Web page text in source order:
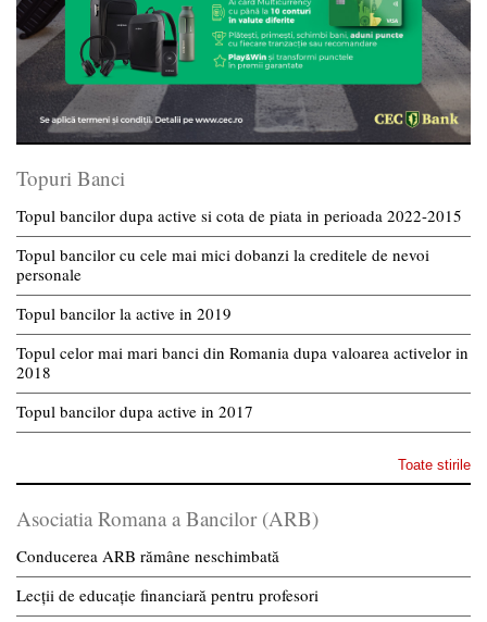
Topuri Banci
Topul bancilor dupa active si cota de piata in perioada 2022-2015
Topul bancilor cu cele mai mici dobanzi la creditele de nevoi
personale
Topul bancilor la active in 2019
Topul celor mai mari banci din Romania dupa valoarea activelor in
2018
Topul bancilor dupa active in 2017
Toate stirile
Asociatia Romana a Bancilor (ARB)
Conducerea ARB rămâne neschimbată
Lecții de educație financiară pentru profesori